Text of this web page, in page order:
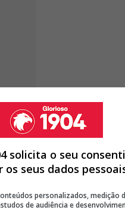
solicita o seu
seus dados
personalizados, medição
de audiência e